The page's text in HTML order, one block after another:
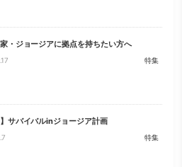
・ジョージアに拠点を持ちたい方へ
特集
】サバイバルinジョージア計画
特集